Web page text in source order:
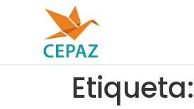
Etiqueta: